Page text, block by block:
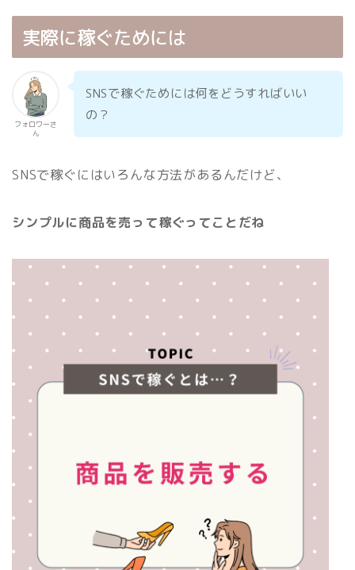
実際に稼ぐためには
フォロワーさ
ん
SNSで稼ぐためには何をどうすればいい
の？
SNSで稼ぐにはいろんな方法があるんだけど、
シンプルに商品を売って稼ぐってことだね